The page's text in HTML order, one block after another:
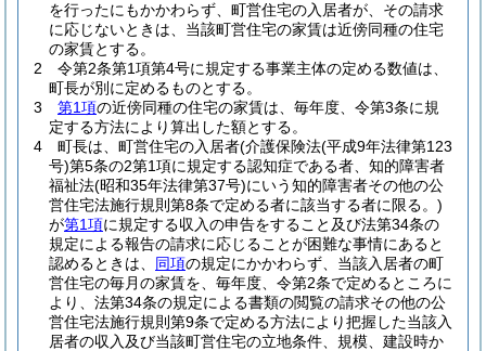
を行ったにもかかわらず、町営住宅の入居者が、その請求
に応じないときは、当該町営住宅の家賃は近傍同種の住宅
の家賃とする。
2
令第2条第1項第4号に規定する事業主体の定める数値は、
町長が別に定めるものとする。
3
第1項の近傍同種の住宅の家賃は、毎年度、令第3条に規
定する方法により算出した額とする。
4
町長は、町営住宅の入居者(介護保険法(平成9年法律第123
号)第5条の2第1項に規定する認知症である者、知的障害者
福祉法(昭和35年法律第37号)にいう知的障害者その他の公
営住宅法施行規則第8条で定める者に該当する者に限る。)
が第1項に規定する収入の申告をすること及び法第34条の
規定による報告の請求に応じることが困難な事情にあると
認めるときは、 同項の規定にかかわらず、当該入居者の町
営住宅の毎月の家賃を、毎年度、令第2条で定めるところに
より、法第34条の規定による書類の閲覧の請求その他の公
営住宅法施行規則第9条で定める方法により把握した当該入
居者の収入及び当該町営住宅の立地条件、規模、建設時か